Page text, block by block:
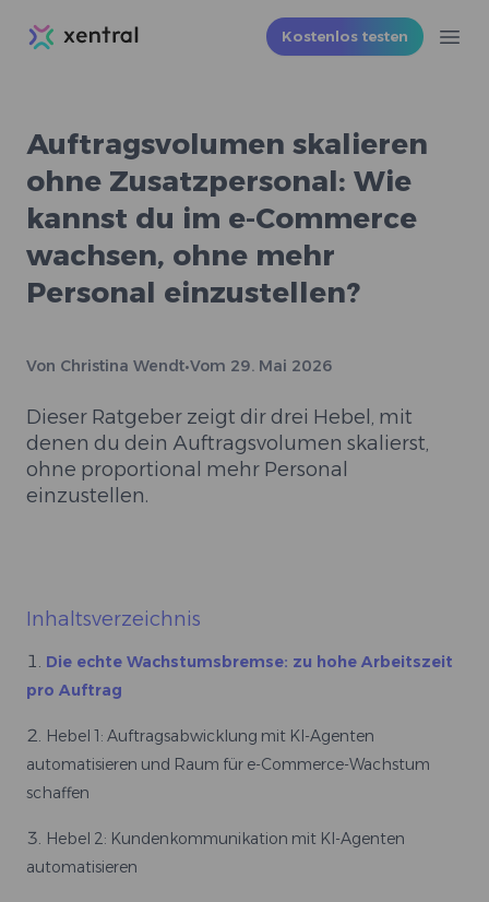
Xentral Kostenlos testen
Auftragsvolumen skalieren
ohne Zusatzpersonal: Wie
kannst du im e-Commerce
wachsen, ohne mehr
Personal einzustellen?
Von Christina Wendt•Vom 29. Mai 2026
Dieser Ratgeber zeigt dir drei Hebel, mit
denen du dein Auftragsvolumen skalierst,
ohne proportional mehr Personal
einzustellen.
Inhaltsverzeichnis
Die echte Wachstumsbremse: zu hohe Arbeitszeit
pro Auftrag
Hebel 1: Auftragsabwicklung mit KI-Agenten
automatisieren und Raum für e-Commerce-Wachstum
schaffen
Hebel 2: Kundenkommunikation mit KI-Agenten
automatisieren